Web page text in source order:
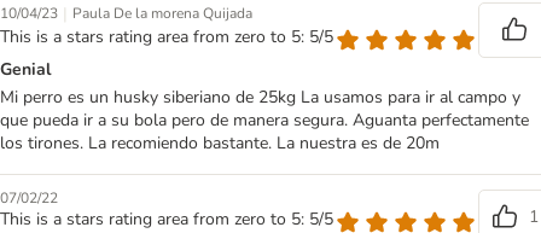
10/04/23 | Paula De la morena Quijada
This is a stars rating area from zero to 5: 5/5
Genial
Mi perro es un husky siberiano de 25kg La usamos para ir al campo y
que pueda ir a su bola pero de manera segura. Aguanta perfectamente
los tirones. La recomiendo bastante. La nuestra es de 20m
07/02/22
This is a stars rating area from zero to 5: 5/5
1